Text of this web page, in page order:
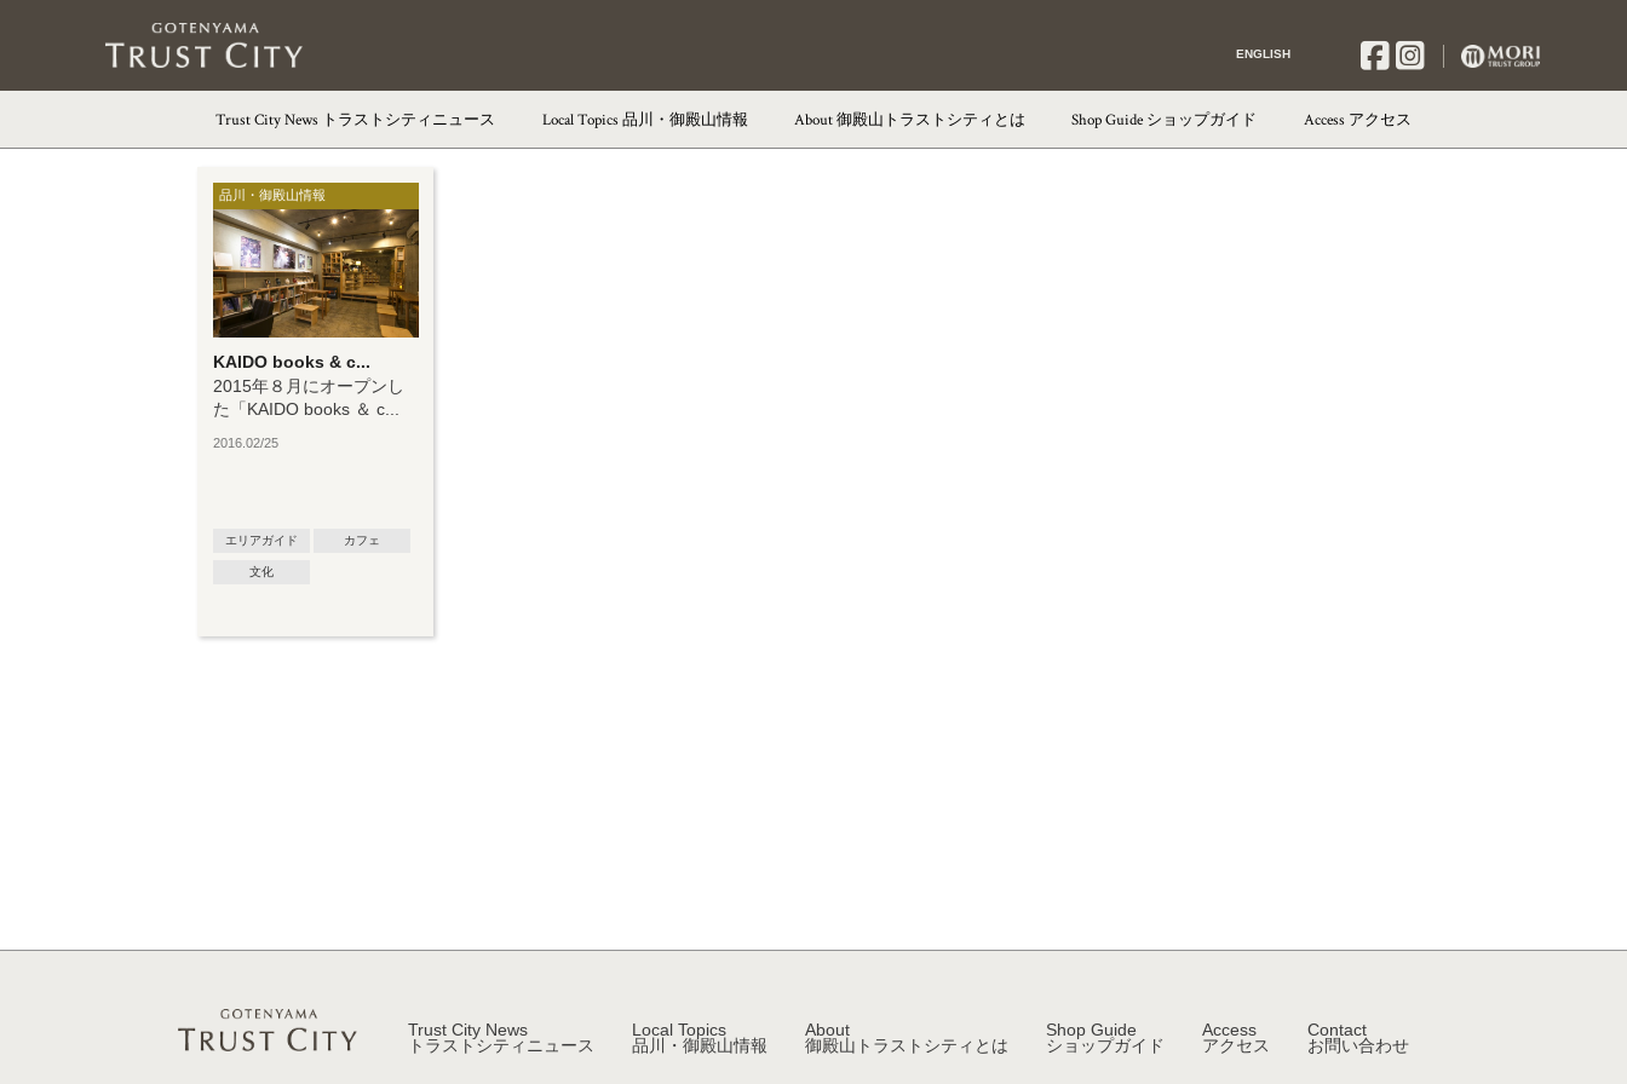
ENGLISH
Trust City News トラストシティニュース Local Topics品川・御殿山情報 About御殿山トラストシティとは Shop Guide ショップガイド Access アクセス
品川・御殿山情報
KAIDO books & c...
2015年８月にオープンし
た「KAIDO books ＆ c...
2016.02/25
エリアガイド カフェ
文化
Trust City News
トラストシティニュース
Local Topics
品川・御殿山情報
About
御殿山トラストシティとは
Shop Guide
ショップガイド
Access
アクセス
Contact
お問い合わせ